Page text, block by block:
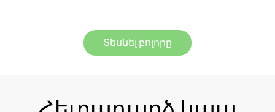
Տեսնել բոլորը